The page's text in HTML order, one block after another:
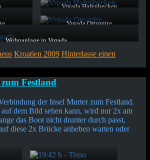
Vrgada Hafenbecken
richtung Süd-Osten
Vrgada Ortsmitte
Sommer, Palmen und
Wohnanlage in Vrgada
sandige Färbung.
Kroatien 2009 Hinterlasse einen
Festland
der Insel Murter zum Festland.
dem Bild sehen kann, wird nur 2x am
das Boot nicht drunter durch passt,
diese 2x Brücke anheben warten oder